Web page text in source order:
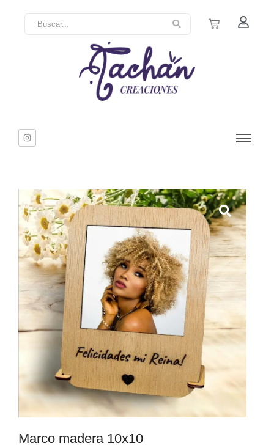
Marco madera 10x10